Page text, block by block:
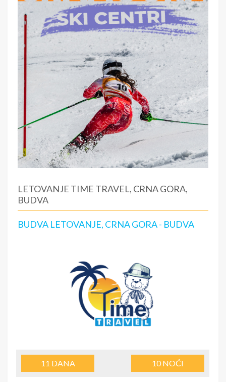
LETOVANJE TIME TRAVEL, CRNA GORA,
BUDVA
BUDVA LETOVANJE, CRNA GORA - BUDVA
11 DANA 10NOĆI